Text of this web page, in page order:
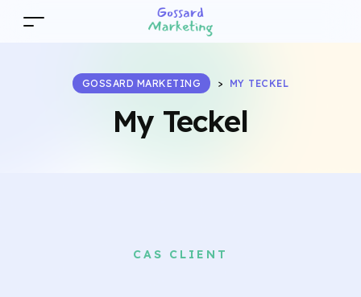
My Teckel
GOSSARD MARKETING > MY TECKEL
CAS CLIENT